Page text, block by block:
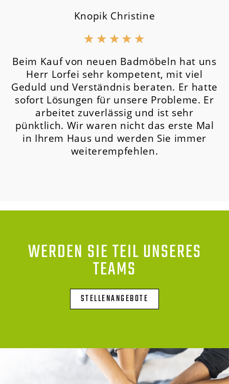
Knopik Christine
★ ★ ★ ★ ★
Beim Kauf von neuen Badmöbeln hat uns
Herr Lorfei sehr kompetent, mit viel
Geduld und Verständnis beraten. Er hatte
sofort Lösungen für unsere Probleme. Er
arbeitet zuverlässig und ist sehr
pünktlich. Wir waren nicht das erste Mal
in Ihrem Haus und werden Sie immer
weiterempfehlen.
WERDEN SIE TEIL UNSERES
TEAMS
STELLENANGEBOTE